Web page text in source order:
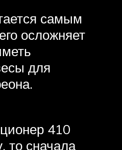
самым
осложняет
для
410
то сначала